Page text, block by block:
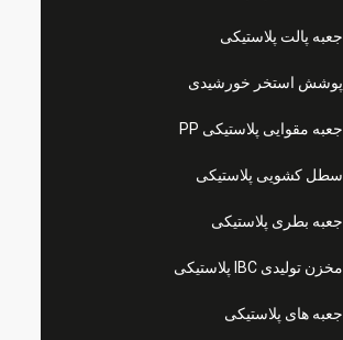
جعبه پالت پلاستیکی
پوشش استخر خورشیدی
جعبه مقوایی پلاستیکی PP
سطل کشویی پلاستیکی
جعبه بطری پلاستیکی
مخزن تولیدی IBC پلاستیکی
جعبه های پلاستیکی